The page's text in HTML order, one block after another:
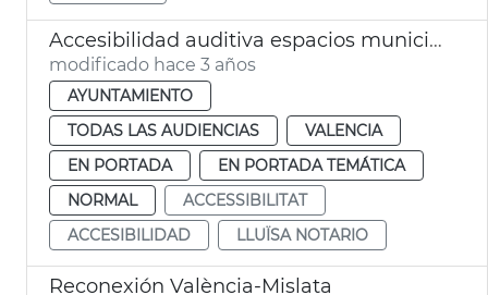
Accesibilidad auditiva espacios municipales
modificado hace 3 años
AYUNTAMIENTO
TODAS LAS AUDIENCIAS
VALENCIA
EN PORTADA
EN PORTADA TEMÁTICA
NORMAL
ACCESSIBILITAT
ACCESIBILIDAD
LLUÏSA NOTARIO
Reconexión València-Mislata